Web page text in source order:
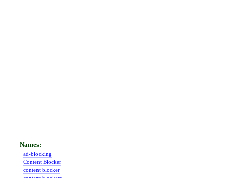
ad-blocking
Content Blocker
content blocker